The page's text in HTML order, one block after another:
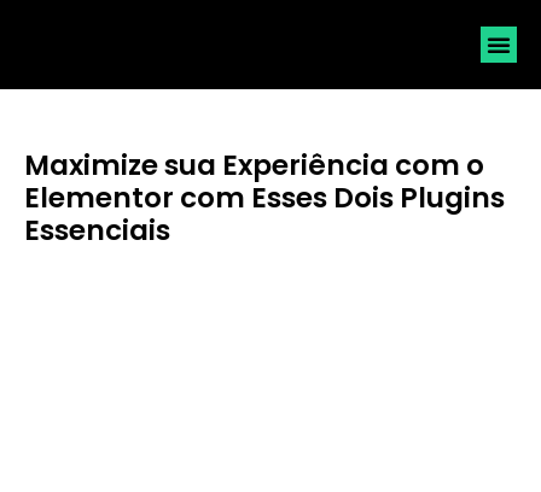
Maximize sua Experiência com o
Elementor com Esses Dois Plugins
Essenciais